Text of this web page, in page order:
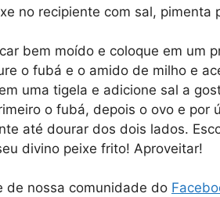
no recipiente com sal, pimenta
bem moído e coloque em um
o fubá e o amido de milho e
uma tigela e adicione sal a
o fubá, depois o ovo e por
até dourar dos dois lados.
divino peixe frito! Aproveitar!
de nossa comunidade do